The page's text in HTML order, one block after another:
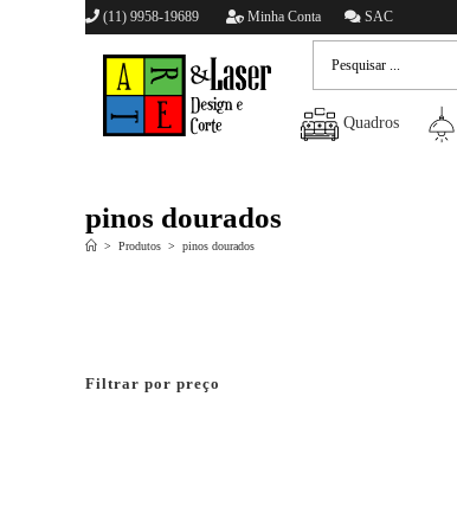
(11) 9958-19689 Minha Conta SAC
Quadros
pinos dourados
> Produtos > pinos dourados
Filtrar por preço